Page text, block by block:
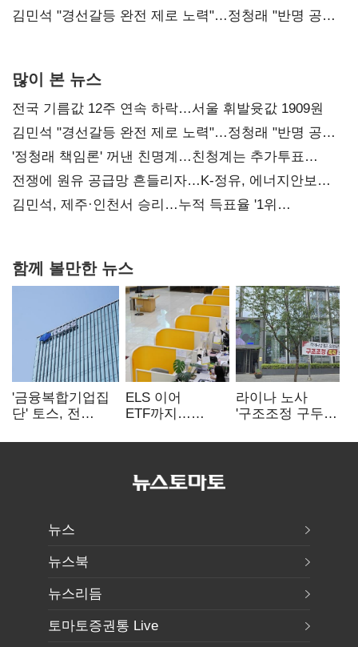
다툼 격화
김민석 "경선갈등 완전 제로 노력"…정청래 "반명 공세
많이 본 뉴스
전국 기름값 12주 연속 하락…서울 휘발윳값 1909원
김민석 "경선갈등 완전 제로 노력"…정청래 "반명 공세
사과부터"
'정청래 책임론' 꺼낸 친명계…친청계는 추가투표
때리기
전쟁에 원유 공급망 흔들리자…K-정유, 에너지안보
핵심으로 재부상
김민석, 제주·인천서 승리…누적 득표율 '1위
함께 볼만한 뉴스
'금융복합기업집
단' 토스, 전
표준화
ELS 이어
ETF까지…
제동 걸린 은행
라이나 노사
'구조조정 구두
뉴스
뉴스북
뉴스리듬
토마토증권통 Live